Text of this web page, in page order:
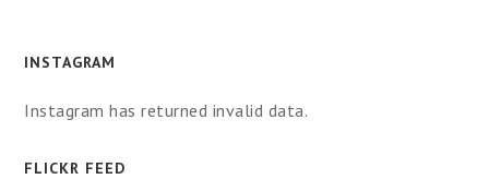
INSTAGRAM
Instagram has returned invalid data.
FLICKR FEED